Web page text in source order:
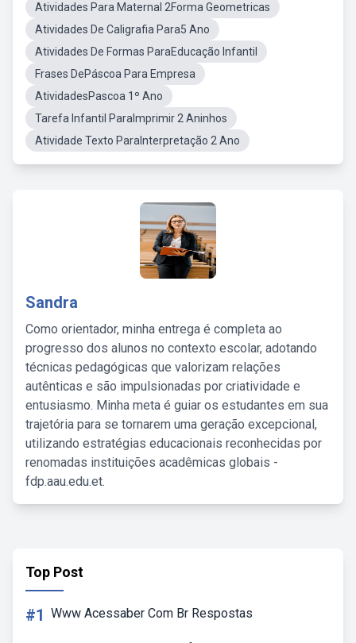
Atividades Para Maternal 2Forma Geometricas
Atividades De Caligrafia Para5 Ano
Atividades De Formas ParaEducação Infantil
Frases DePáscoa Para Empresa
AtividadesPascoa 1º Ano
Tarefa Infantil ParaImprimir 2 Aninhos
Atividade Texto ParaInterpretação 2 Ano
Sandra
Como orientador, minha entrega é completa ao
progresso dos alunos no contexto escolar, adotando
técnicas pedagógicas que valorizam relações
autênticas e são impulsionadas por criatividade e
entusiasmo. Minha meta é guiar os estudantes em sua
trajetória para se tornarem uma geração excepcional,
utilizando estratégias educacionais reconhecidas por
renomadas instituições acadêmicas globais -
fdp.aau.edu.et.
Top Post
#1 Www Acessaber Com Br Respostas